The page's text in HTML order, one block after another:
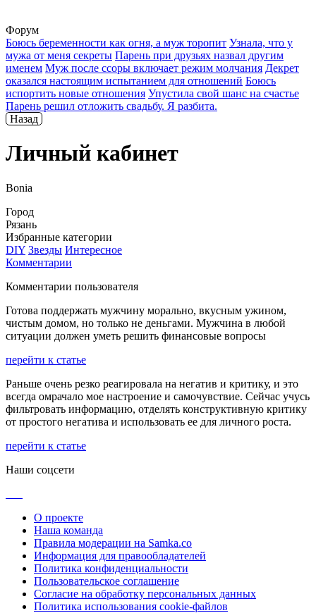
Форум
Боюсь беременности как огня, а муж торопит Узнала, что у
мужа от меня секреты Парень при друзьях назвал другим
именем Муж после ссоры включает режим молчания Декрет
оказался настоящим испытанием для отношений Боюсь
испортить новые отношения Упустила свой шанс на счастье
Парень решил отложить свадьбу. Я разбита.
Назад
Личный кабинет
Bоnia
Город
Рязань
Избранные категории
DIY Звезды Интересное
Комментарии
Комментарии пользователя
Готова поддержать мужчину морально, вкусным ужином,
чистым домом, но только не деньгами. Мужчина в любой
ситуации должен уметь решить финансовые вопросы
перейти к статье
Раньше очень резко реагировала на негатив и критику, и это
всегда омрачало мое настроение и самочувствие. Сейчас учусь
фильтровать информацию, отделять конструктивную критику
от простого негатива и использовать ее для личного роста.
перейти к статье
Наши соцсети
О проекте
Наша команда
Правила модерации на Samka.co
Информация для правообладателей
Политика конфиденциальности
Пользовательское соглашение
Согласие на обработку персональных данных
Политика использования cookie-файлов